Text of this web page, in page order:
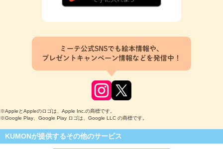
ミーテ公式SNSでも絵本情報や、
プレゼントキャンペーン情報などを発信中！
※AppleとAppleのロゴは、Apple Inc.の商標です。
※Google Play、Google Play ロゴは、Google LLC の商標です。
KUMONが提供するその他のサービス